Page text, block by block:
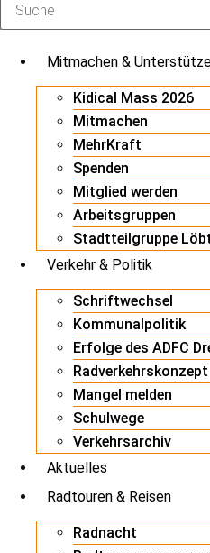
Mitmachen &
Kidical Mass 2026
Mitmachen
MehrKraft
Spenden
Mitglied werden
Arbeitsgruppen
Stadtteilgruppe
Verkehr & Politik
Schriftwechsel
Kommunalpolitik
Erfolge des ADFC
Radverkehrskonzept
Mangel melden
Schulwege
Verkehrsarchiv
Aktuelles
Radtouren & Reisen
Radnacht